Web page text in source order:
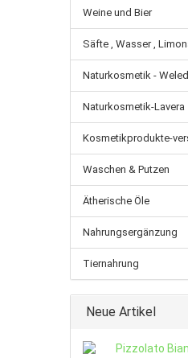
Weine und Bier
Säfte , Wasser ,
Naturkosmetik -
Naturkosmetik-Lavera
Kosmetikprodukte-
Waschen & Putzen
Ätherische Öle
Nahrungsergänzung
Tiernahrung
Neue Artikel